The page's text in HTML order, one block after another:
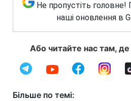
Не пропустіть головне!
наші оновлення в
Або читайте нас там,
Більше по темі: